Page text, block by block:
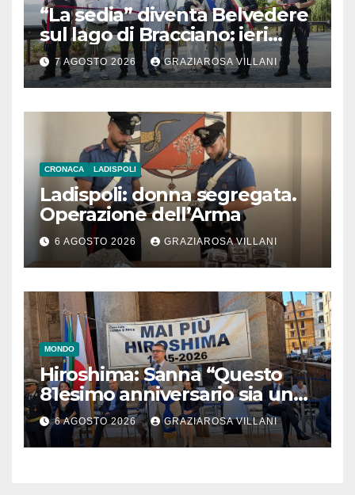
“La sedia” diventa Belvedere
sul lago di Bracciano: ieri
l’inaugurazione
7 AGOSTO 2026 GRAZIAROSA VILLANI
CRONACA LADISPOLI
Ladispoli: donna segregata.
Operazione dell’Arma
6 AGOSTO 2026 GRAZIAROSA VILLANI
MONDO
Hiroshima: Sanna “Questo
81esimo anniversario sia un
monito per tutti”
6 AGOSTO 2026 GRAZIAROSA VILLANI